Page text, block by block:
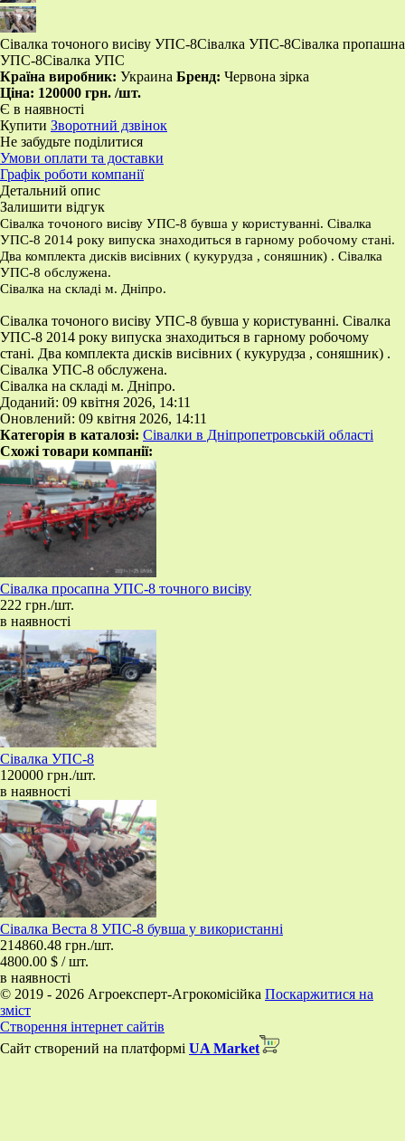
​Сівалка точоного висіву УПС-8 ​Сівалка УПС-8 ​Сівалка пропашна
УПС-8 ​Сівалка УПС
Країна виробник: Украина Бренд: Червона зірка
Ціна: 120000 грн. /шт.
Є в наявності
Купити Зворотний дзвінок
Не забудьте поділитися
Умови оплати та доставки
Графік роботи компанії
Детальний опис
Залишити відгук
Сівалка точоного висіву УПС-8 бувша у користуванні. Сівалка
УПС-8 2014 року випуска знаходиться в гарному робочому стані.
Два комплекта дисків висівних ( кукурудза , соняшник) . Сівалка
УПС-8 обслужена.
Сівалка на складі м. Дніпро.
Сівалка точоного висіву УПС-8 бувша у користуванні. Сівалка
УПС-8 2014 року випуска знаходиться в гарному робочому
стані. Два комплекта дисків висівних ( кукурудза , соняшник) .
Сівалка УПС-8 обслужена.
Сівалка на складі м. Дніпро.
Доданий: 09 квітня 2026, 14:11
Оновлений: 09 квітня 2026, 14:11
Категорія в каталозі: Сівалки в Дніпропетровській області
Схожі товари компанії:
Сівалка просапна УПС-8 точного висіву
222 грн./шт.
в наявності
​Сівалка УПС-8
120000 грн./шт.
в наявності
Сівалка Веста 8 УПС-8 бувша у використанні
214860.48 грн./шт.
4800.00 $ / шт.
в наявності
© 2019 - 2026 Агроексперт-Агрокомісійка Поскаржитися на
зміст
Створення інтернет сайтів
Сайт створений на платформі UA Market